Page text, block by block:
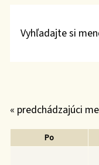
Vyhľadajte si
« predchádzajúci
Po